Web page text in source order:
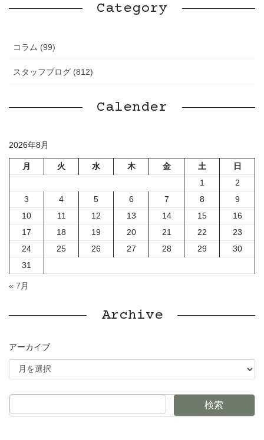
Category
コラム (99)
スタッフブログ (812)
Calender
2026年8月
月 火 水 木 金 土
日
1
2
3
4 5 6 7 8
9
10
11 12 13 14 15
16
17
18 19 20 21 22
23
24
25 26 27 28 29
30
31
« 7月
Archive
アーカイブ
検索